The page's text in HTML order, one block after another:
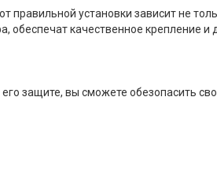
установки зависит не
качественное крепление
защите, вы сможете обезопасить